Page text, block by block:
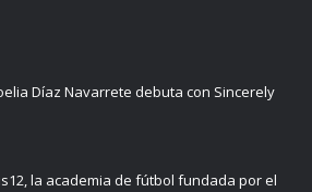
Díaz Navarrete debuta con Sincerely
la academia de fútbol fundada por el